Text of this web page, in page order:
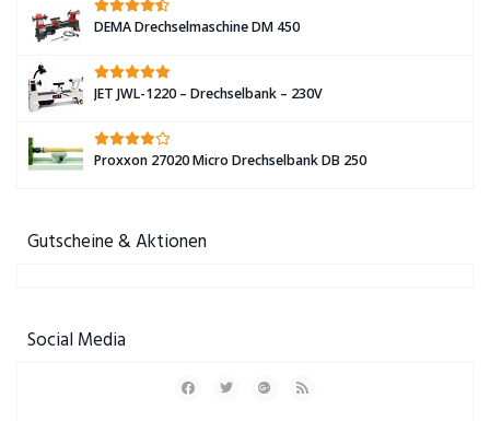
DEMA Drechselmaschine DM 450
JET JWL-1220 – Drechselbank – 230V
Proxxon 27020 Micro Drechselbank DB 250
Gutscheine & Aktionen
Social Media